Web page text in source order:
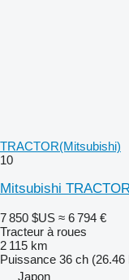
TRACTOR(Mitsubishi)
10
Mitsubishi
7 850 $US ≈ 6 794 €
Tracteur à roues
2 115 km
Puissance 36 ch (26.46
Japon